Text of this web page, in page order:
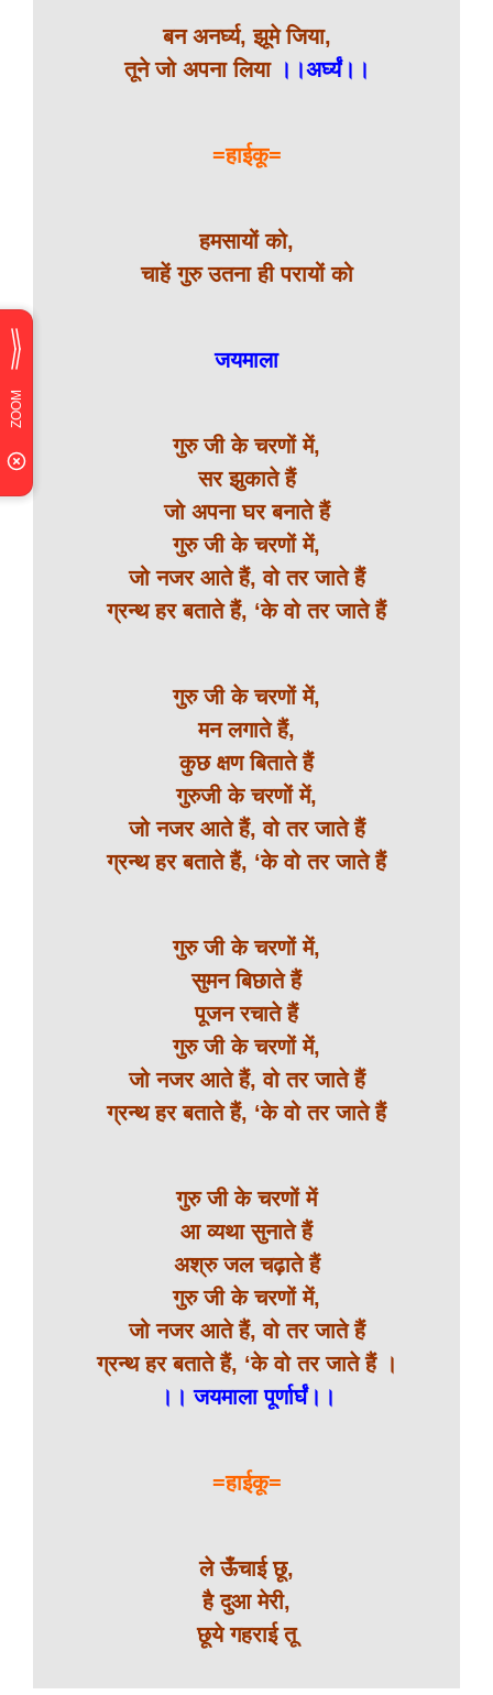
बन अनर्घ्य, झूमे जिया,
तूने जो अपना लिया।।अर्घ्यं।।
=हाईकू=
हमसायों को,
चाहें गुरु उतना ही परायों को
जयमाला
गुरु जी के चरणों में,
सर झुकाते हैं
जो अपना घर बनाते हैं
गुरु जी के चरणों में,
जो नजर आते हैं, वो तर जाते हैं
ग्रन्थ हर बताते हैं, ‘के वो तर जाते हैं
गुरु जी के चरणों में,
मन लगाते हैं,
कुछ क्षण बिताते हैं
गुरुजी के चरणों में,
जो नजर आते हैं, वो तर जाते हैं
ग्रन्थ हर बताते हैं, ‘के वो तर जाते हैं
गुरु जी के चरणों में,
सुमन बिछाते हैं
पूजन रचाते हैं
गुरु जी के चरणों में,
जो नजर आते हैं, वो तर जाते हैं
ग्रन्थ हर बताते हैं, ‘के वो तर जाते हैं
गुरु जी के चरणों में
आ व्यथा सुनाते हैं
अश्रु जल चढ़ाते हैं
गुरु जी के चरणों में,
जो नजर आते हैं, वो तर जाते हैं
ग्रन्थ हर बताते हैं, ‘के वो तर जाते हैं ।
।। जयमाला पूर्णार्घं।।
=हाईकू=
ले ऊँचाई छू,
है दुआ मेरी,
छूये गहराई तू